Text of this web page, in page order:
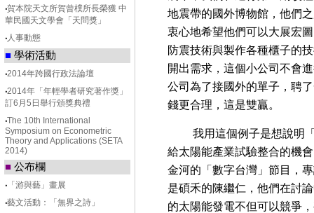
‧賀本院天文所賀曾樸所長榮獲 中
華民國天文學會「天問獎」
‧人事動態
■ 學術活動
‧2014年跨國行政法論壇
‧2014年「年輕學者研究著作獎」
訂6月5日舉行頒獎典禮
‧The 10th International
Symposium on Econometric
Theory and Applications (SETA
2014)
■ 公布欄
‧ 「游與藝」畫展
‧藝文活動：「無界之詩」
地震帶的國外博物館，他們
衷心地希望他們可以大展宏
防震技術與製作各種櫃子的
開出需求，這個小公司不會
公司為了接國外的單子，聘
錢更合理，這是雙贏。
我用這個例子是想說明「
給太陽能產業試驗整合的機
金河的「數字台灣」節目，
是碩禾的陳繼仁，他們在討
的太陽能發電不但可以競爭